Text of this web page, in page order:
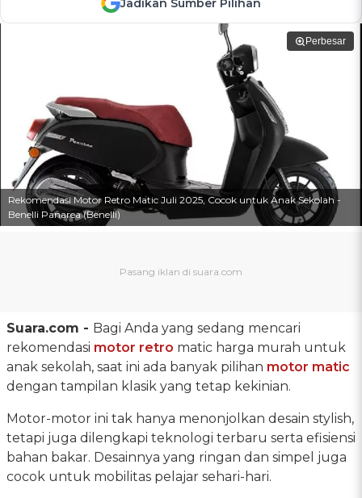
Perbesar
Rekomendasi Motor Retro Matic Juli 2025, Cocok untuk Anak Sekolah -
Benelli Panarea (Benelli)
Suara.com - Bagi Anda yang sedang mencari
rekomendasi motor retro matic harga murah untuk
anak sekolah, saat ini ada banyak pilihan motor matic
dengan tampilan klasik yang tetap kekinian.
Motor-motor ini tak hanya menonjolkan desain stylish,
tetapi juga dilengkapi teknologi terbaru serta efisiensi
bahan bakar. Desainnya yang ringan dan simpel juga
cocok untuk mobilitas pelajar sehari-hari.